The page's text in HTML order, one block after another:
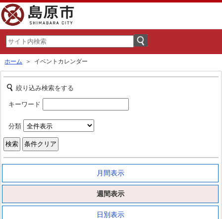
ホーム ＞ イベントカレンダー
絞り込み検索をする
キーワード
分類
月間表示
週間表示
日別表示